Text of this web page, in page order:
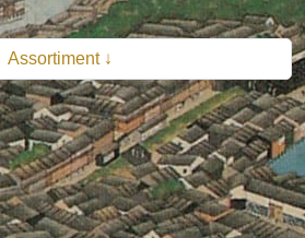
Assortiment ↓